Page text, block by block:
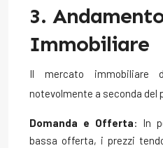
3.
Immobiliare
Il mercato immobiliare
notevolmente a seconda del
Domanda e Offerta: In
bassa offerta, i prezzi